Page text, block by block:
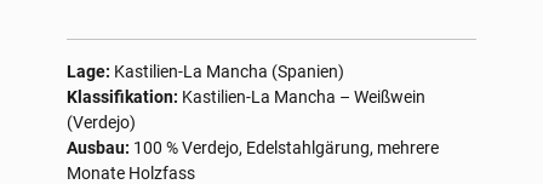
Lage: Kastilien-La Mancha (Spanien)
Klassifikation: Kastilien-La Mancha – Weißwein
(Verdejo)
Ausbau: 100 % Verdejo, Edelstahlgärung, mehrere
Monate Holzfass